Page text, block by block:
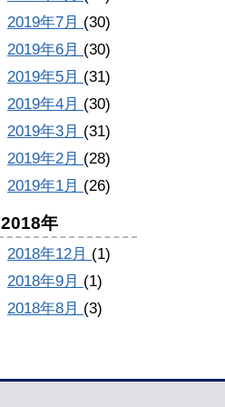
2019年7月 (30)
2019年6月 (30)
2019年5月 (31)
2019年4月 (30)
2019年3月 (31)
2019年2月 (28)
2019年1月 (26)
2018年
2018年12月 (1)
2018年9月 (1)
2018年8月 (3)